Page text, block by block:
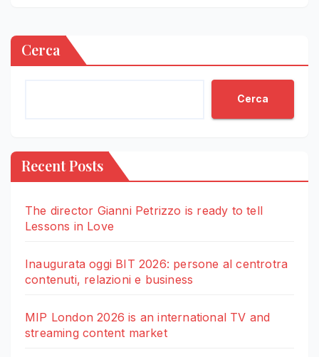
Cerca
Cerca
Recent Posts
The director Gianni Petrizzo is ready to tell
Lessons in Love
Inaugurata oggi BIT 2026: persone al centrotra
contenuti, relazioni e business
MIP London 2026 is an international TV and
streaming content market